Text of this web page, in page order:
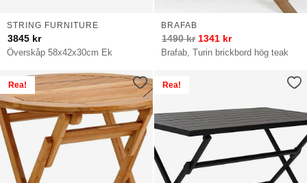
Överskåp 58x42x30cm Ek
STRING FURNITURE
3845 kr
Brafab, Turin brickbord hög teak
BRAFAB
1490kr 1341 kr
Rea! Rea!